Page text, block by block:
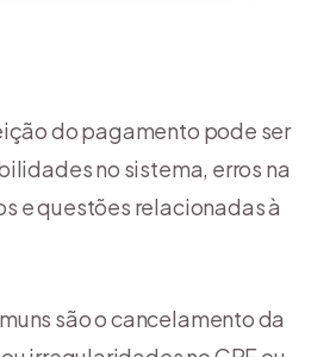
do pagamento pode ser
no sistema, erros na
e questões relacionadas à
são o cancelamento da